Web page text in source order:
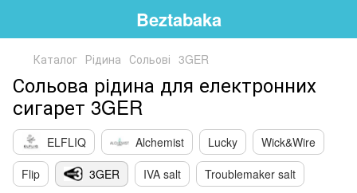
Beztabaka
Каталог Рідина Сольові 3GER
Сольова рідина для електронних
сигарет 3GER
ELFLIQ Alchemist Lucky
Wick&Wire
Flip
3GER IVA salt
Troublemaker salt